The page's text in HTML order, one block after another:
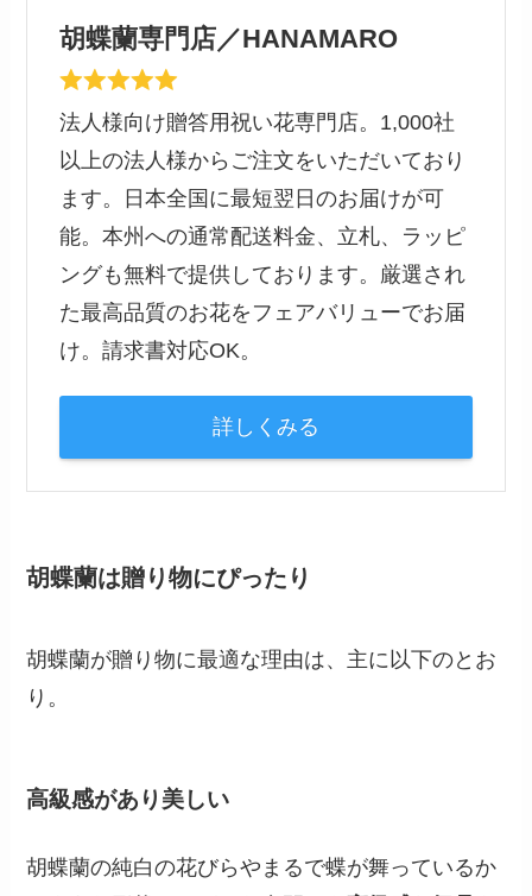
胡蝶蘭専門店／HANAMARO
法人様向け贈答用祝い花専門店。1,000社
以上の法人様からご注文をいただいており
ます。日本全国に最短翌日のお届けが可
能。本州への通常配送料金、立札、ラッピ
ングも無料で提供しております。厳選され
た最高品質のお花をフェアバリューでお届
け。請求書対応OK。
詳しくみる
胡蝶蘭は贈り物にぴったり
胡蝶蘭が贈り物に最適な理由は、主に以下のとお
り。
高級感があり美しい
胡蝶蘭の純白の花びらやまるで蝶が舞っているか